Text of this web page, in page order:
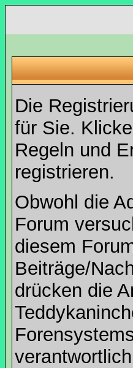
Die
für Sie.
Regeln und
registrieren.
Obwohl die
Forum
diesem
Beiträge/
drücken die